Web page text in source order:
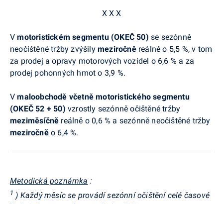
X X X
Vmotoristickém segmentu (OKEČ 50)se sezónně
neočištěné tržby zvýšily meziročně reálně o 5,5 %, v tom
za prodej a opravy motorových vozidel o 6,6 % a za
prodej pohonných hmot o 3,9 %.
Vmaloobchodě včetně motoristického segmentu
(OKEČ 52 + 50) vzrostly sezónně očištěné tržby
meziměsíčně reálně o 0,6 % a sezónně neočištěné tržby
meziročně o 6,4 %.
Metodická poznámka :
1 ) Každý měsíc se provádí sezónní očištění celé časové